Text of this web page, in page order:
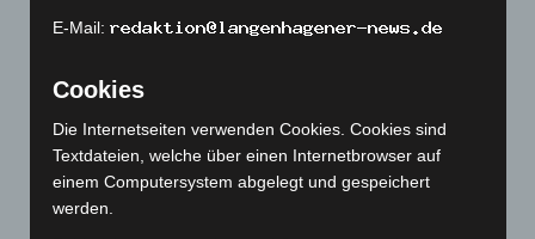
Dezember 2023
November 2023(130)
Oktober 2023 (114)
September 2023(133)
E-Mail:
Cookies
Die Internetseiten verwenden Cookies. Cookies sind
Textdateien, welche über einen Internetbrowser auf
einem Computersystem abgelegt und gespeichert
werden.